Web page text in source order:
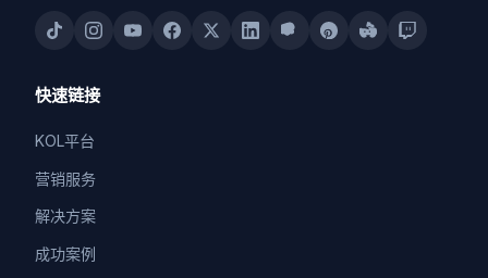
快速链接
KOL平台
营销服务
解决方案
成功案例